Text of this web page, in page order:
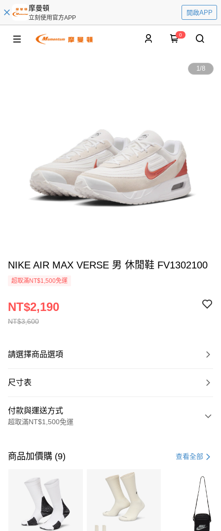
摩曼頓
立刻使用官方APP
開啟APP
0
1/8
NIKE AIR MAX VERSE 男 休閒鞋 FV1302100
超取滿NT$1,500免運
NT$3,600
NT$2,190
請選擇商品選項
尺寸表
付款與運送方式
超取滿NT$1,500免運
信用卡一次付款
3 期 0 利率 每期 21家銀行
合作金庫商業銀行
第一商業銀行
華南商業銀行
彰化商業銀行
上海商業儲蓄銀行
Apple Pay
商品加價購 (9) 查看全部